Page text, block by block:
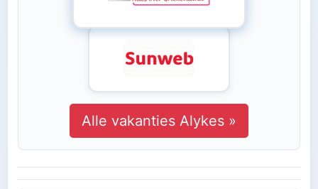
Alle vakanties Alykes »